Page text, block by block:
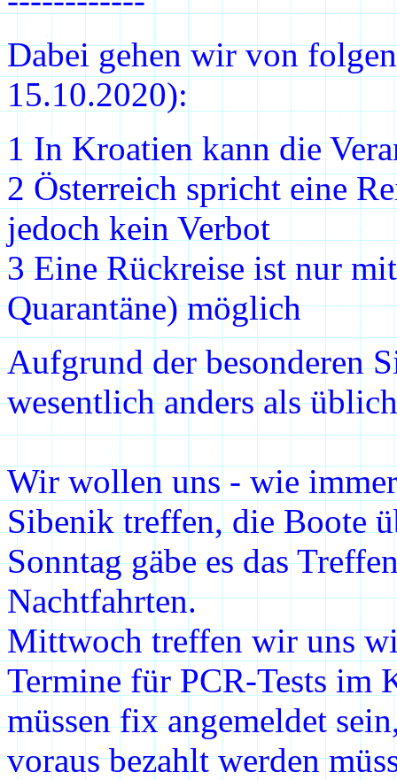
Dabei gehen wir von
15.10.2020):
1 In Kroatien kann die
2 Österreich spricht eine
jedoch kein Verbot
3 Eine Rückreise ist nur
Quarantäne) möglich
Aufgrund der besonderen
wesentlich anders als
Wir wollen uns - wie
Sibenik treffen, die Boote
Sonntag gäbe es das
Nachtfahrten.
Mittwoch treffen wir uns
Termine für PCR-Tests im
müssen fix angemeldet
voraus bezahlt werden